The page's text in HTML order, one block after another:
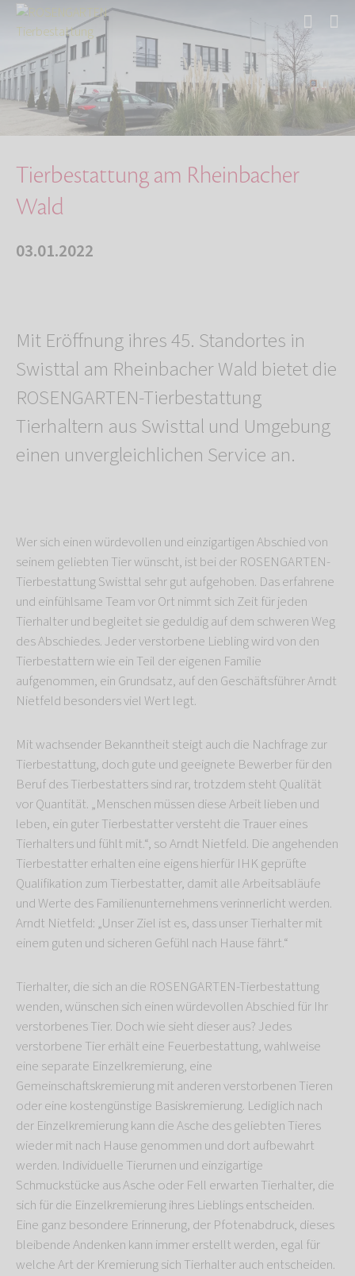
Start Über uns Aktuelles Tierbestattung am Rheinbacher Wald
Tierbestattung am Rheinbacher
Wald
03.01.2022
Mit Eröffnung ihres 45. Standortes in
Swisttal am Rheinbacher Wald bietet die
ROSENGARTEN-Tierbestattung
Tierhaltern aus Swisttal und Umgebung
einen unvergleichlichen Service an.
Wer sich einen würdevollen und einzigartigen Abschied von
seinem geliebten Tier wünscht, ist bei der ROSENGARTEN-
Tierbestattung Swisttal sehr gut aufgehoben. Das erfahrene
und einfühlsame Team vor Ort nimmt sich Zeit für jeden
Tierhalter und begleitet sie geduldig auf dem schweren Weg
des Abschiedes. Jeder verstorbene Liebling wird von den
Tierbestattern wie ein Teil der eigenen Familie
aufgenommen, ein Grundsatz, auf den Geschäftsführer Arndt
Nietfeld besonders viel Wert legt.
Mit wachsender Bekanntheit steigt auch die Nachfrage zur
Tierbestattung, doch gute und geeignete Bewerber für den
Beruf des Tierbestatters sind rar, trotzdem steht Qualität
vor Quantität. „Menschen müssen diese Arbeit lieben und
leben, ein guter Tierbestatter versteht die Trauer eines
Tierhalters und fühlt mit.“, so Arndt Nietfeld. Die angehenden
Tierbestatter erhalten eine eigens hierfür IHK geprüfte
Qualifikation zum Tierbestatter, damit alle Arbeitsabläufe
und Werte des Familienunternehmens verinnerlicht werden.
Arndt Nietfeld: „Unser Ziel ist es, dass unser Tierhalter mit
einem guten und sicheren Gefühl nach Hause fährt.“
Tierhalter, die sich an die ROSENGARTEN-Tierbestattung
wenden, wünschen sich einen würdevollen Abschied für Ihr
verstorbenes Tier. Doch wie sieht dieser aus? Jedes
verstorbene Tier erhält eine Feuerbestattung, wahlweise
eine separate Einzelkremierung, eine
Gemeinschaftskremierung mit anderen verstorbenen Tieren
oder eine kostengünstige Basiskremierung. Lediglich nach
der Einzelkremierung kann die Asche des geliebten Tieres
wieder mit nach Hause genommen und dort aufbewahrt
werden. Individuelle Tierurnen und einzigartige
Schmuckstücke aus Asche oder Fell erwarten Tierhalter, die
sich für die Einzelkremierung ihres Lieblings entscheiden.
Eine ganz besondere Erinnerung, der Pfotenabdruck, dieses
bleibende Andenken kann immer erstellt werden, egal für
welche Art der Kremierung sich Tierhalter auch entscheiden.